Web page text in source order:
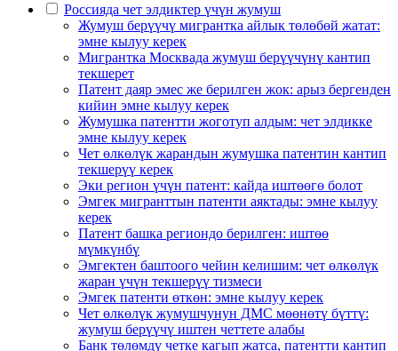
Россияда чет элдиктер үчүн жумуш
Жумуш берүүчү мигрантка айлык төлөбөй жатат:
эмне кылуу керек
Мигрантка Москвада жумуш берүүчүнү кантип
текшерет
Патент даяр эмес же берилген жок: арыз бергенден
кийин эмне кылуу керек
Жумушка патентти жоготуп алдым: чет элдикке
эмне кылуу керек
Чет өлкөлүк жарандын жумушка патентин кантип
текшерүү керек
Эки регион үчүн патент: кайда иштөөгө болот
Эмгек мигранттын патенти аяктады: эмне кылуу
керек
Патент башка региондо берилген: иштөө
мүмкүнбү
Эмгектен баштоого чейин келишим: чет өлкөлүк
жаран үчүн текшерүү тизмеси
Эмгек патенти өткөн: эмне кылуу керек
Чет өлкөлүк жумушчунун ДМС мөөнөтү бүттү:
жумуш берүүчү иштен четтете алабы
Банк төлөмдү четке кагып жатса, патентти кантип